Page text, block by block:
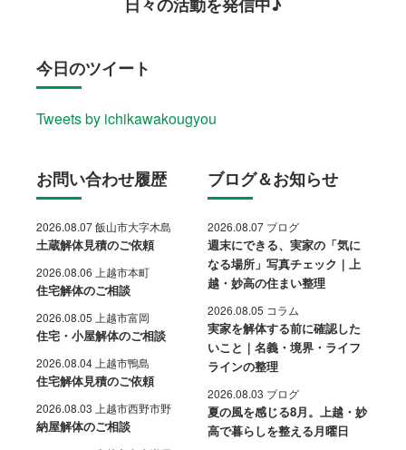
今日のツイート
Tweets by ichikawakougyou
お問い合わせ履歴
2026.08.07 飯山市大字木島
土蔵解体見積のご依頼
2026.08.06 上越市本町
住宅解体のご相談
2026.08.05 上越市富岡
住宅・小屋解体のご相談
2026.08.04 上越市鴨島
住宅解体見積のご依頼
2026.08.03 上越市西野市野
納屋解体のご相談
ブログ＆お知らせ
2026.08.07 ブログ
週末にできる、実家の「気に
なる場所」写真チェック｜上
越・妙高の住まい整理
2026.08.05 コラム
実家を解体する前に確認した
いこと｜名義・境界・ライフ
ラインの整理
2026.08.03 ブログ
夏の風を感じる8月。上越・妙
高で暮らしを整える月曜日